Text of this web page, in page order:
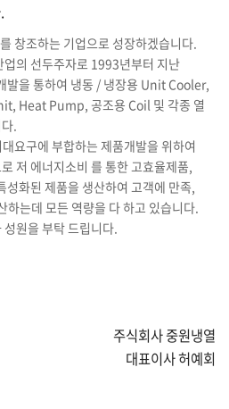
창조하는 기업으로 성장하겠습니다.
의 선두주자로 1993년부터 지난
발을 통하여 냉동 / 냉장용 Unit Cooler,
Heat Pump, 공조용 Coil 및 각종 열
.
요구에 부합하는 제품개발을 위하여
저 에너지소비 를 통한 고효율제품,
화된 제품을 생산하여 고객에 만족,
는데 모든 역량을 다 하고 있습니다.
원을 부탁 드립니다.
주식회사 중원냉열
대표이사 허예회